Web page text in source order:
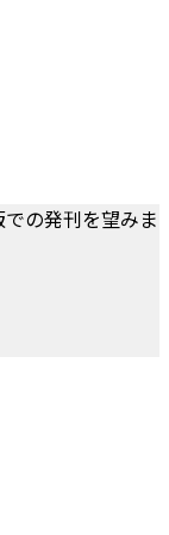
の発刊を望みま